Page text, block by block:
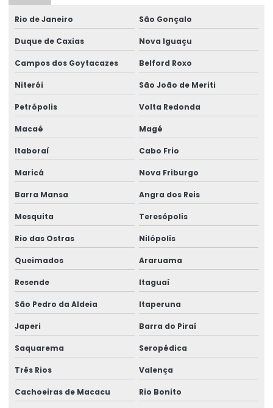
Assistência técnica em perícias
Assistência técnica para perícias de insalubridade e
periculosidade
Assistência técnica em perícias judiciais
Assistente técnico em ergonomia
Assistente técnico perícia médica judicial
Avaliação de capacidade laborativa
Avaliação da capacidade laborativa
Avaliação de higiene ocupacional
Avaliações quantitativas de agentes químicos
Blitz ergonômica
Consultor de segurança no trabalho
Consultoria em análise de riscos
Consultoria e assessoria em ergonomia
Rio de Janeiro São Gonçalo
Duque de Caxias Nova Iguaçu
Campos dos Goytacazes Belford Roxo
Niterói São João de Meriti
Petrópolis Volta Redonda
Macaé Magé
Itaboraí Cabo Frio
Maricá Nova Friburgo
Barra Mansa Angra dos Reis
Mesquita Teresópolis
Rio das Ostras Nilópolis
Queimados Araruama
Resende Itaguaí
São Pedro da Aldeia Itaperuna
Japeri Barra do Piraí
Saquarema Seropédica
Três Rios Valença
Cachoeiras de Macacu Rio Bonito